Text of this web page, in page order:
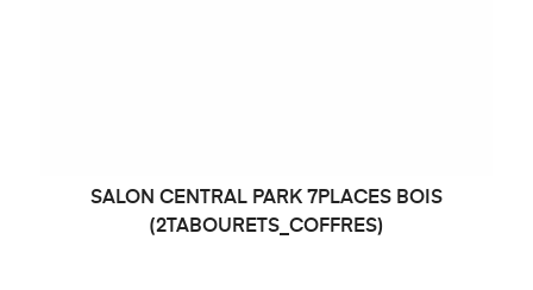
SALON CENTRAL PARK 7PLACES BOIS
(2TABOURETS_COFFRES)